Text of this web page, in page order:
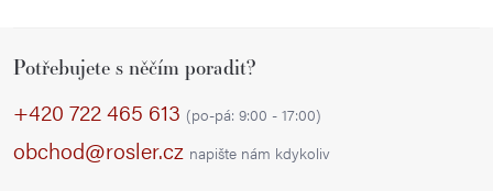
Potřebujete s něčím poradit?
+420 722 465 613 (po-pá: 9:00 - 17:00)
obchod@rosler.cz napište nám kdykoliv